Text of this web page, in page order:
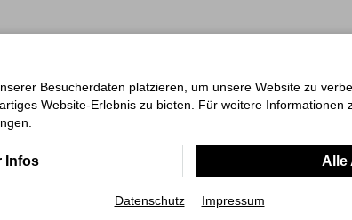
Besucherdaten platzieren, um unsere Website zu
Website-Erlebnis zu bieten. Für weitere Informationen
Infos Alle
Datenschutz Impressum